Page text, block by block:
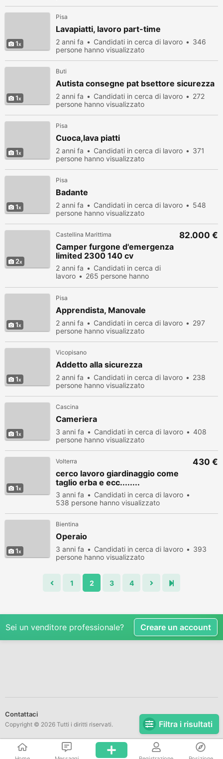
Filtra i risultati
1
Pisa
Lavapiatti, lavoro part-time
2 anni fa Candidati in cerca di lavoro
346
persone hanno visualizzato
1
Buti
Autista consegne pat bsettore sicurezza
2 anni fa Candidati in cerca di lavoro
272
persone hanno visualizzato
1
Pisa
Cuoca,lava piatti
2 anni fa Candidati in cerca di lavoro
371
persone hanno visualizzato
1
Pisa
Badante
2 anni fa Candidati in cerca di lavoro
548
persone hanno visualizzato
2
Castellina Marittima
Camper furgone d'emergenza
limited 2300 140 cv
2 anni fa
Candidati in cerca di
lavoro
265 persone hanno
82.000 €
1
Pisa
Apprendista, Manovale
2 anni fa Candidati in cerca di lavoro
297
persone hanno visualizzato
1
Vicopisano
Addetto alla sicurezza
2 anni fa Candidati in cerca di lavoro
238
persone hanno visualizzato
1
Cascina
Cameriera
3 anni fa Candidati in cerca di lavoro
408
persone hanno visualizzato
1
Volterra
cerco lavoro giardinaggio come
taglio erba e ecc........
3 anni fa
Candidati in cerca di lavoro
538 persone hanno visualizzato
430 €
1
Bientina
Operaio
3 anni fa Candidati in cerca di lavoro
393
persone hanno visualizzato
1 2 3 4
Sei un venditore professionale? Creare un account
Contattaci
Copyright © 2026 Tutti i diritti riservati.